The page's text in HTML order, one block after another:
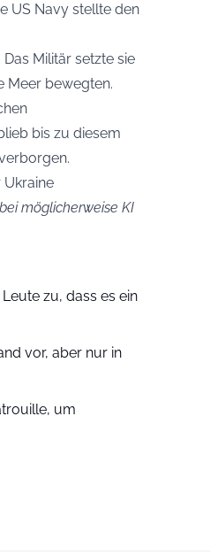
US Navy stellte den
Militär setzte sie
Meer bewegten.
bis zu diesem
Ukraine
möglicherweise KI
zu, dass es ein
vor, aber nur in
um